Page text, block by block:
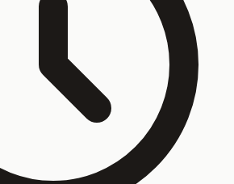
không chỉ hài hước mà còn cực
và khéo léo để bạn bày tỏ tình
mang tên Tiên đáng yêu.